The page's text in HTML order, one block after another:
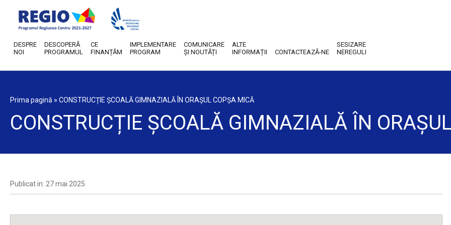
DESPRE
NOI
DESCOPERĂ
PROGRAMUL
CE
FINANȚĂM
IMPLEMENTARE
PROGRAM
COMUNICARE
ȘI NOUTĂȚI
ALTE
INFORMAȚII
CONTACTEAZĂ-NE
SESIZARE
NEREGULI
Prima pagină » CONSTRUCȚIE ȘCOALĂ GIMNAZIALĂ ÎN ORAȘUL COPȘA MICĂ
CONSTRUCȚIE ȘCOALĂ GIMNAZIALĂ ÎN
Publicat in: 27 mai 2025